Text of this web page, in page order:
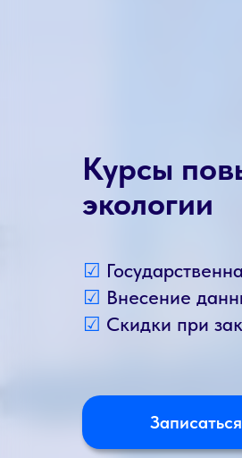
Курсы
экологии
☑
☑ Внесение
☑ Скидки при